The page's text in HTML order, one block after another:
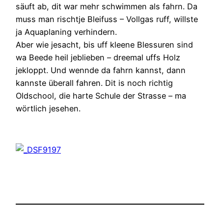
säuft ab, dit war mehr schwimmen als fahrn. Da
muss man rischtje Bleifuss – Vollgas ruff, willste
ja Aquaplaning verhindern.
Aber wie jesacht, bis uff kleene Blessuren sind
wa Beede heil jeblieben – dreemal uffs Holz
jekloppt. Und wennde da fahrn kannst, dann
kannste überall fahren. Dit is noch richtig
Oldschool, die harte Schule der Strasse – ma
wörtlich jesehen.